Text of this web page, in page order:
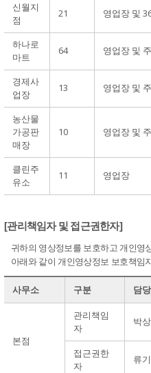
신월지
점
21 영업장 및
하나로
마트
64 영업장 및
경제사
업장
13 영업장 및
농산물
가공판
매장
10 영업장 및
클린주
유소
11 영업장
[관리책임자 및 접근권한자]
귀하의 영상정보를 보호하고 개인영
아래와 같이 개인영상정보 보호책임
사무소 구분 담
본점
관리책임
자
박
접근권한
자
류